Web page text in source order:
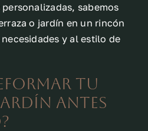
sabemos
o jardín en un rincón
y al estilo de
tu
antes